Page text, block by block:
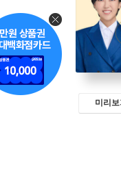
미리보